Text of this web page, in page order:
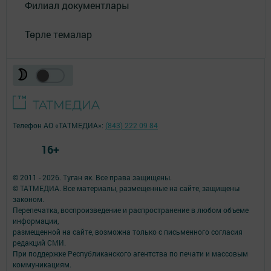
Филиал документлары
Төрле темалар
© 2011 - 2026. Туган як. Все права защищены.
© ТАТМЕДИА. Все материалы, размещенные на сайте, защищены
законом.
Перепечатка, воспроизведение и распространение в любом объеме
информации,
размещенной на сайте, возможна только с письменного согласия
редакций СМИ.
При поддержке Республиканского агентства по печати и массовым
коммуникациям.
Телефон АО «ТАТМЕДИА»: (843) 222 09 84
16+